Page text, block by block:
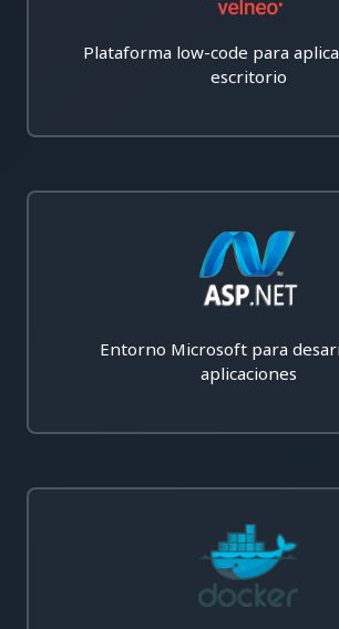
Plataforma low-code para
escritorio
Entorno Microsoft para
aplicaciones